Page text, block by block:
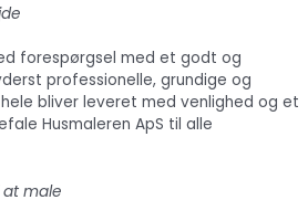
forespørgsel med et godt og
professionelle, grundige og
bliver leveret med venlighed og et
Husmaleren ApS til alle
at male